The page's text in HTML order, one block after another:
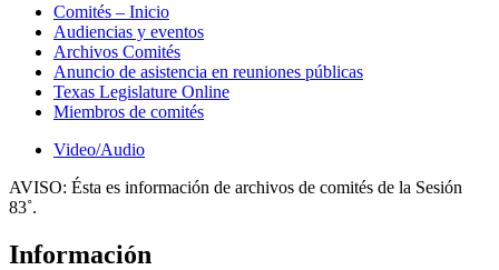
Comités – Inicio
Audiencias y eventos
Archivos Comités
Anuncio de asistencia en reuniones públicas
Texas Legislature Online
Miembros de comités
Video/Audio
AVISO: Ésta es información de archivos de comités de la Sesión
83˚.
Información